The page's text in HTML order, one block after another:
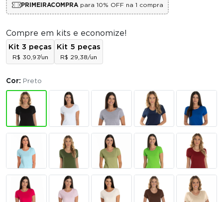
PRIMEIRACOMPRApara 10% OFF na 1 compra
Compre em kits e economize!
Kit 3 peças
R$ 30,97/un
Kit 5 peças
R$ 29,38/un
Cor: Preto